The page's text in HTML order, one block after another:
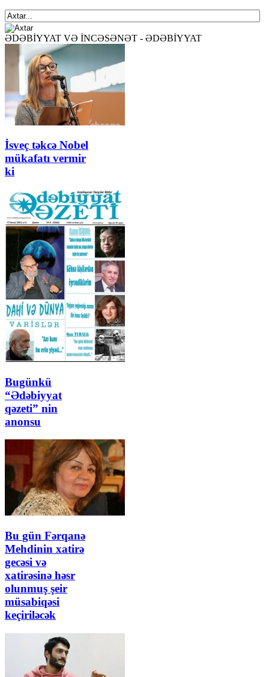
ƏDƏBİYYAT VƏ İNCƏSƏNƏT - ƏDƏBİYYAT
İsveç təkcə Nobel
mükafatı vermir
ki
Bugünkü
“Ədəbiyyat
qəzeti” nin
anonsu
Bu gün Fərqanə
Mehdinin xatirə
gecəsi və
xatirəsinə həsr
olunmuş şeir
müsabiqəsi
keçiriləcək